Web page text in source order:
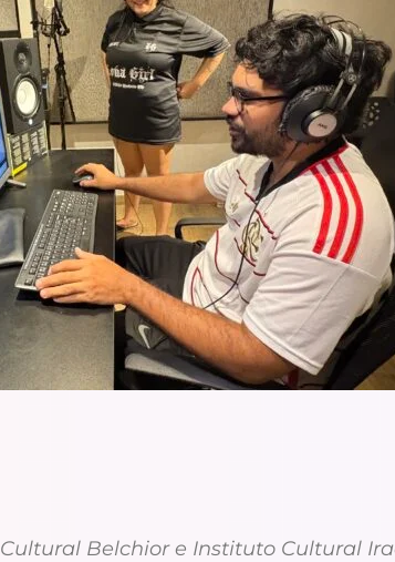
Belchior e Instituto Cultural